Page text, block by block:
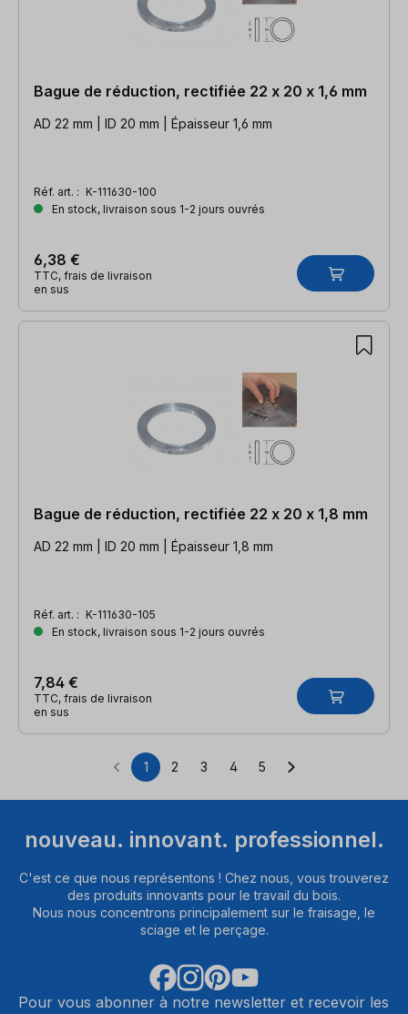
Bague de réduction, rectifiée 22 x 20 x 1,6 mm
AD 22 mm | ID 20 mm | Épaisseur 1,6 mm
Réf. art. : K-111630-100
En stock, livraison sous 1-2 jours ouvrés
6,38 €
TTC, frais de livraison
en sus
Bague de réduction, rectifiée 22 x 20 x 1,8 mm
AD 22 mm | ID 20 mm | Épaisseur 1,8 mm
Réf. art. : K-111630-105
En stock, livraison sous 1-2 jours ouvrés
7,84 €
TTC, frais de livraison
en sus
Page
1 Page
2 Page
3 Page
4 Page
5
nouveau. innovant. professionnel.
C'est ce que nous représentons ! Chez nous, vous trouverez
des produits innovants pour le travail du bois.
Nous nous concentrons principalement sur le fraisage, le
sciage et le perçage.
Pour vous abonner à notre newsletter et recevoir les